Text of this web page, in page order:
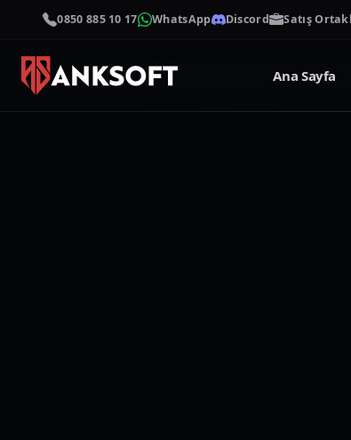
0850 885 10 17 WhatsApp Discord Satış
Ana Sayfa